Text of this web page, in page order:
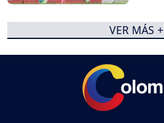
VER MÁS +